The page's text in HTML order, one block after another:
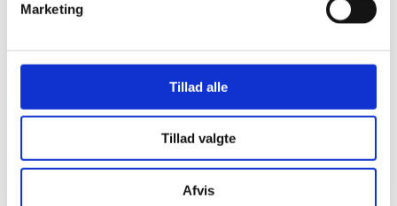
Marketing
Tillad alle
Tillad valgte
Afvis
Børnemøbler
Opbevaring
Sofaer & lænestole
Belysning Børn
Belysning Børneværelse
Diskolys
Natlampe / Vågelampe